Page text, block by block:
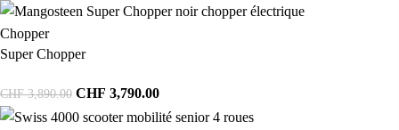
Chopper
Super Chopper
CHF3,890.00 CHF 3,790.00